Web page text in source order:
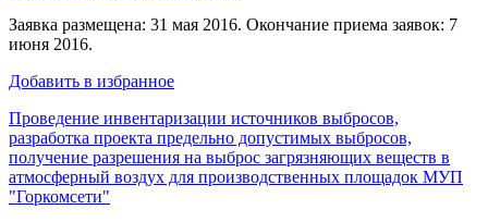
Заявка размещена: 31 мая 2016. Окончание приема заявок: 7
июня 2016.
Добавить в избранное
Проведение инвентаризации источников выбросов,
разработка проекта предельно допустимых выбросов,
получение разрешения на выброс загрязняющих веществ в
атмосферный воздух для производственных площадок МУП
"Горкомсети"